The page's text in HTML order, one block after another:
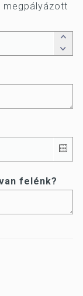
megpályázott
felénk?